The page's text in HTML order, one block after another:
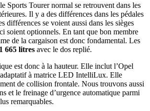
Sports Tourer normal se retrouvent dans les
Il y a des différences dans les pédales
différences se voient aussi dans les sièges
soient optionnels. En tant que bon membre
de la cargaison est donc fondamental. Les
665 litres avec le dos replié.
est donc à la hauteur. Elle inclut l’Opel
adaptatif à matrice LED IntelliLux. Elle
de collision frontale. Nous trouvons aussi
et le freinage d’urgence automatique parmi
remarquables.